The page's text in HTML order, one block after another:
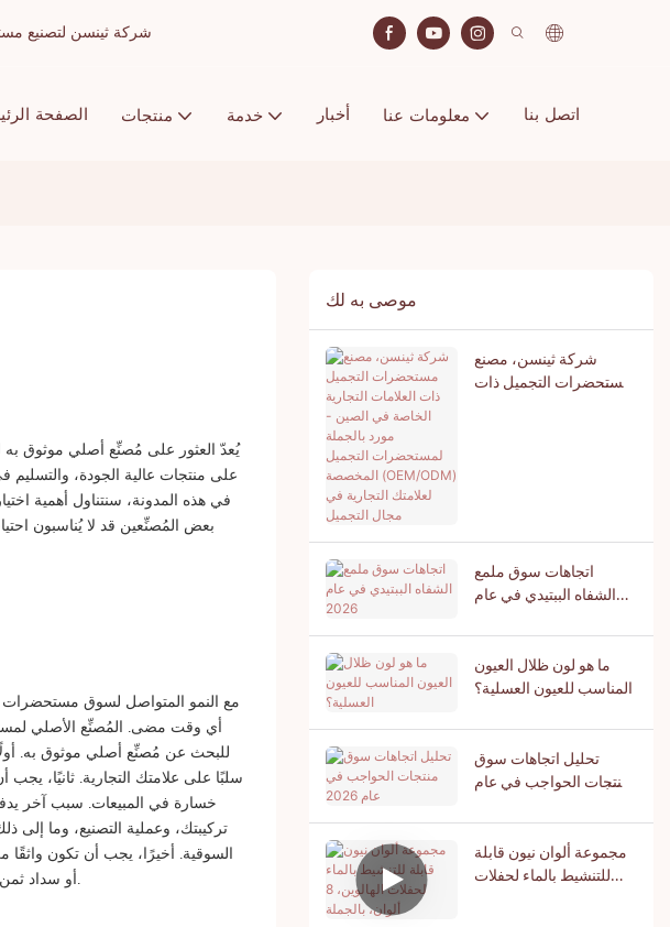
شركة ثينسن لتصنيع
الصفحة منتجات خدمة أخبار معلومات عنا اتصل بنا
يُعدّ العثور على مُصنِّع أصلي موثوق
على منتجات عالية الجودة، والتسليم
في هذه المدونة، سنتناول أهمية
بعض المُصنِّعين قد لا يُناسبون
مع النمو المتواصل لسوق مستحضرات
أي وقت مضى. المُصنِّع الأصلي
للبحث عن مُصنِّع أصلي موثوق به.
سلبًا على علامتك التجارية. ثانيًا،
خسارة في المبيعات. سبب آخر
تركيبتك، وعملية التصنيع، وما
السوقية. أخيرًا، يجب أن تكون واثقًا
موصى به لك
شركة ثينسن، مصنع
مستحضرات التجميل ذات
اتجاهات سوق ملمع
الشفاه الببتيدي في عام
ما هو لون ظلال العيون
المناسب للعيون العسلية؟
تحليل اتجاهات سوق
منتجات الحواجب في عام
مجموعة ألوان نيون قابلة
للتنشيط بالماء لحفلات